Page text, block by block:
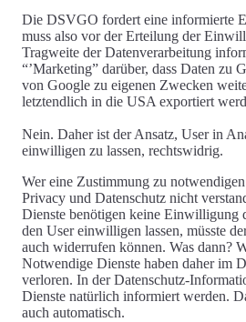
Die DSVGO fordert eine informierte
muss also vor der Erteilung der
Tragweite der Datenverarbeitung
“’Marketing” darüber, dass Daten zu
von Google zu eigenen Zwecken
letztendlich in die USA exportiert
Nein. Daher ist der Ansatz, User in
einwilligen zu lassen, rechtswidrig.
Wer eine Zustimmung zu
Privacy und Datenschutz nicht
Dienste benötigen keine Einwilligung
den User einwilligen lassen, müsste
auch widerrufen können. Was dann?
Notwendige Dienste haben daherim
verloren. In derDatenschutz-
Dienste natürlich informiert werden.
auch automatisch.